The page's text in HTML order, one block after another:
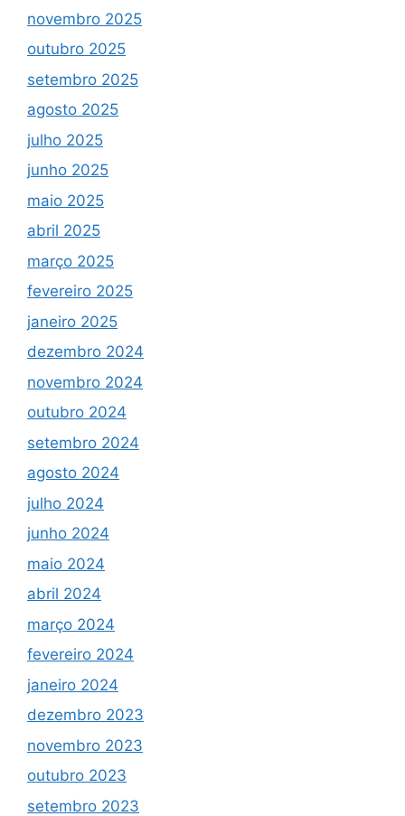
novembro 2025
outubro 2025
setembro 2025
agosto 2025
julho 2025
junho 2025
maio 2025
abril 2025
março 2025
fevereiro 2025
janeiro 2025
dezembro 2024
novembro 2024
outubro 2024
setembro 2024
agosto 2024
julho 2024
junho 2024
maio 2024
abril 2024
março 2024
fevereiro 2024
janeiro 2024
dezembro 2023
novembro 2023
outubro 2023
setembro 2023